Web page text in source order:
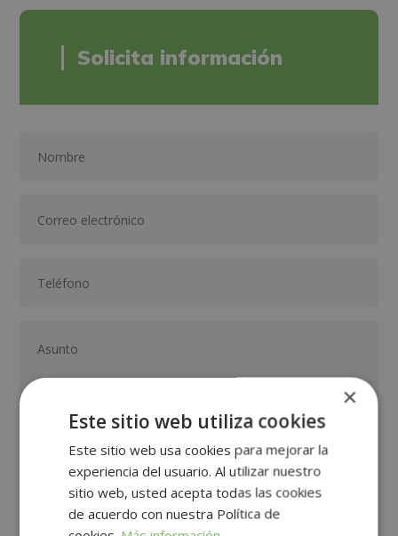
Solicita información
GRUPO TARRACO DE ESCUELAS DE FORMACIÓN DE POSTGRADO, S.L., CIF:
B01589969, Domicilio: C/ Amadeu Vives, 5, Bloque 1 - Bajo C, 43481, La
Pineda, Tarragona.
Finalidad del Tratamiento: Tratamos la información que nos facilita con el
fin de enviarle correos electrónicos de tipo comercial relacionado con
los productos ofrecidos y otros tipo de productos que fueran de su
×
Este sitio web utiliza cookies
Este sitio web usa cookies para mejorar la
experiencia del usuario. Al utilizar nuestro
sitio web, usted acepta todas las cookies
de acuerdo con nuestra Política de